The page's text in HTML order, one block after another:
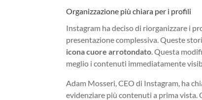
Organizzazione più chiara per i profili
Instagram ha deciso di riorganizzare i
presentazione complessiva. Queste
icona cuore arrotondato . Questa
meglio i contenuti immediatamente
Adam Mosseri, CEO di Instagram, ha
evidenziare più contenuti a prima